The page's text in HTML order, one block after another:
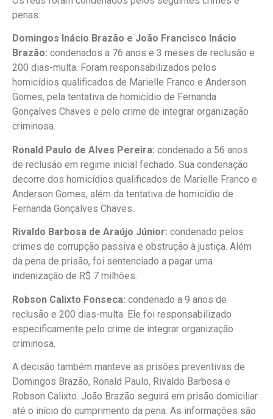
penas:
Domingos Inácio Brazão e João Francisco Inácio
Brazão: condenados a 76 anos e 3 meses de reclusão e
200 dias-multa. Foram responsabilizados pelos
homicídios qualificados de Marielle Franco e Anderson
Gomes, pela tentativa de homicídio de Fernanda
Gonçalves Chaves e pelo crime de integrar organização
criminosa.
Ronald Paulo de Alves Pereira: condenado a 56 anos
de reclusão em regime inicial fechado. Sua condenação
decorre dos homicídios qualificados de Marielle Franco e
Anderson Gomes, além da tentativa de homicídio de
Fernanda Gonçalves Chaves.
Rivaldo Barbosa de Araújo Júnior: condenado pelos
crimes de corrupção passiva e obstrução à justiça. Além
da pena de prisão, foi sentenciado a pagar uma
indenização de R$ 7 milhões.
Robson Calixto Fonseca: condenado a 9 anos de
reclusão e 200 dias-multa. Ele foi responsabilizado
especificamente pelo crime de integrar organização
criminosa.
A decisão também manteve as prisões preventivas de
Domingos Brazão, Ronald Paulo, Rivaldo Barbosa e
Robson Calixto. João Brazão seguirá em prisão domiciliar
até o início do cumprimento da pena. As informações são